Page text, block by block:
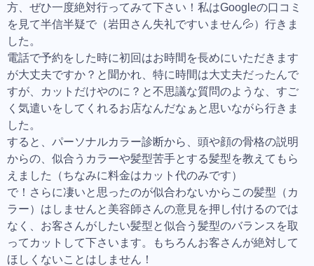
方、ぜひ一度絶対行ってみて下さい！私はGoogleの口コミ
を見て半信半疑で（岩田さん失礼ですいません💦）行きま
した。
電話で予約をした時に初回はお時間を長めにいただきます
が大丈夫ですか？と聞かれ、特に時間は大丈夫だったんで
すが、カットだけやのに？と不思議な質問のような、すご
く気遣いをしてくれるお店なんだなぁと思いながら行きま
した。
すると、パーソナルカラー診断から、頭や顔の骨格の説明
からの、似合うカラーや髪型苦手とする髪型を教えてもら
えました（ちなみに料金はカット代のみです）
で！さらに凄いと思ったのが似合わないからこの髪型（カ
ラー）はしませんと美容師さんの意見を押し付けるのでは
なく、お客さんがしたい髪型と似合う髪型のバランスを取
ってカットして下さいます。もちろんお客さんが絶対して
ほしくないことはしません！